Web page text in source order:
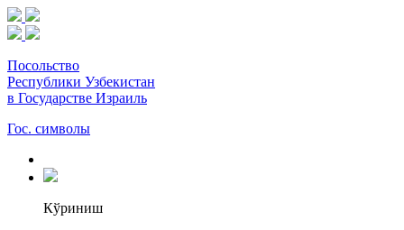
Посольство
Республики Узбекистан
в Государстве Израиль
Гос. символы
Кўриниш